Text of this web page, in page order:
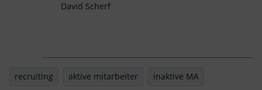
David Scherf
recruiting aktive mitarbeiter inaktive MA